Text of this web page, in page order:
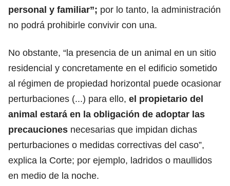
personal y familiar”; por lo tanto, la administración
no podrá prohibirle convivir con una.
No obstante, “la presencia de un animal en un sitio
residencial y concretamente en el edificio sometido
al régimen de propiedad horizontal puede ocasionar
perturbaciones (...) para ello, el propietario del
animal estará en la obligación de adoptar las
precauciones necesarias que impidan dichas
perturbaciones o medidas correctivas del caso”,
explica la Corte; por ejemplo, ladridos o maullidos
en medio de la noche.